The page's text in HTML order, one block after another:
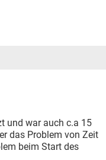
und war auch c.a 15
das Problem von Zeit
beim Start des